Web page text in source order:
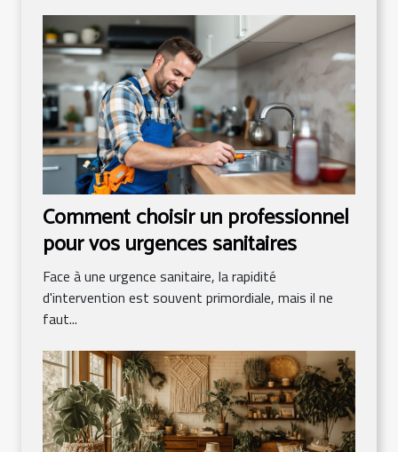
Comment choisir un professionnel
pour vos urgences sanitaires
Face à une urgence sanitaire, la rapidité
d'intervention est souvent primordiale, mais il ne
faut...